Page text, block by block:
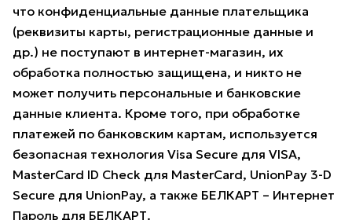
что конфиденциальные данные плательщика
(реквизиты карты, регистрационные данные и
др.) не поступают в интернет-магазин, их
обработка полностью защищена, и никто не
может получить персональные и банковские
данные клиента. Кроме того, при обработке
платежей по банковским картам, используется
безопасная технология Visa Secure для VISA,
MasterCard ID Check для MasterCard, UnionPay 3-D
Secure для UnionPay, а также БЕЛКАРТ – Интернет
Пароль для БЕЛКАРТ.